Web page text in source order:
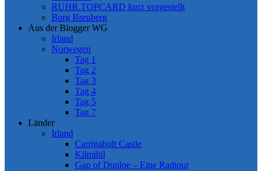
RUHR.TOPCARD kurz vorgestellt
Burg Breuberg
Aus der Blogger WG
Irland
Norwegen
Tag 1
Tag 2
Tag 3
Tag 4
Tag 5
Tag 7
Länder
Irland
Carrigaholt Castle
Kilmihil
Gap of Dunloe – Eine Radtour